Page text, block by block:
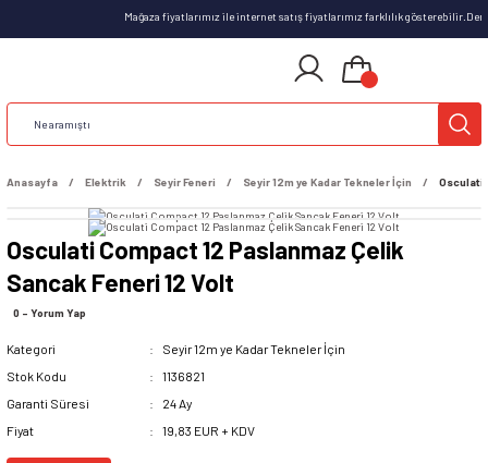
Mağaza fiyatlarımız ile internet satış fiyatlarımız farklılık
Anasayfa Elektrik Seyir Feneri Seyir 12m ye Kadar Tekneler İçin Osculati
Osculati Compact 12 Paslanmaz Çelik
Sancak Feneri 12 Volt
0 - Yorum Yap
Kategori
Seyir 12m ye Kadar Tekneler İçin
Stok Kodu
1136821
Garanti Süresi
24 Ay
Fiyat
19,83 EUR + KDV